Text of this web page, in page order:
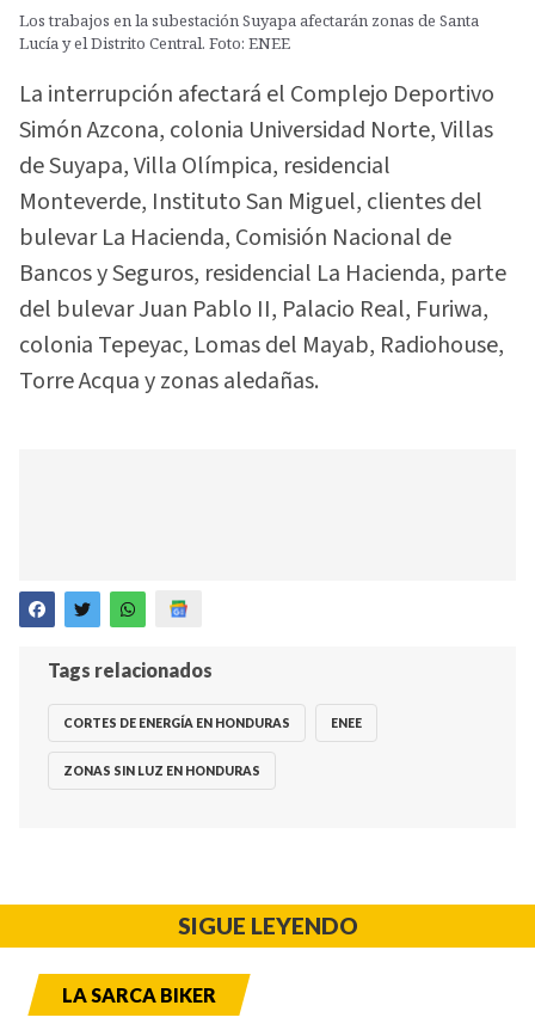
Los trabajos en la subestación Suyapa afectarán zonas de Santa
Lucía y el Distrito Central. Foto: ENEE
La interrupción afectará el Complejo Deportivo
Simón Azcona, colonia Universidad Norte, Villas
de Suyapa, Villa Olímpica, residencial
Monteverde, Instituto San Miguel, clientes del
bulevar La Hacienda, Comisión Nacional de
Bancos y Seguros, residencial La Hacienda, parte
del bulevar Juan Pablo II, Palacio Real, Furiwa,
colonia Tepeyac, Lomas del Mayab, Radiohouse,
Torre Acqua y zonas aledañas.
Tags relacionados
CORTES DE ENERGÍA EN HONDURAS ENEE
ZONAS SIN LUZ EN HONDURAS
SIGUE LEYENDO
LA SARCA BIKER